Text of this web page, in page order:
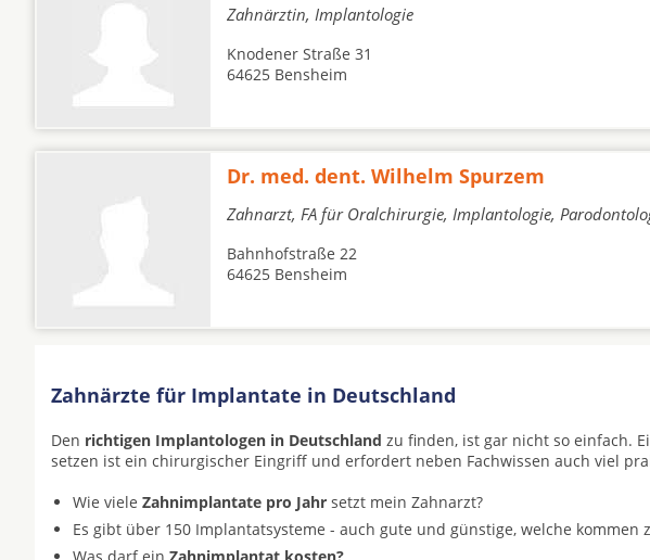
Zahnärztin, Implantologie
Knodener Straße 31
64625 Bensheim
Dr. med. dent. Wilhelm Spurzem
Zahnarzt, FA für Oralchirurgie, Implantologie,
Bahnhofstraße 22
64625 Bensheim
Zahnärzte für Implantate in Deutschland
Den richtigen Implantologen in Deutschland zu finden, ist gar nicht so einfach.
setzen ist ein chirurgischer Eingriff und erfordert neben Fachwissen auch viel
Wie viele Zahnimplantate pro Jahr setzt mein Zahnarzt?
Es gibt über 150 Implantatsysteme - auch gute und günstige, welche kommen